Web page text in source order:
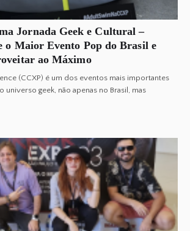
Jornada Geek e Cultural –
o Maior Evento Pop do Brasil e
ao Máximo
(CCXP) é um dos eventos mais importantes
universo geek, não apenas no Brasil, mas